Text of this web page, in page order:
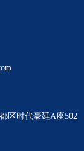
区时代豪廷A座502